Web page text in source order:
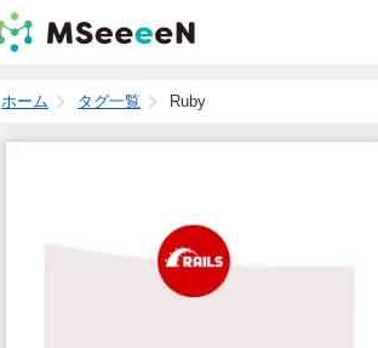
ホーム タグ一覧 Ruby